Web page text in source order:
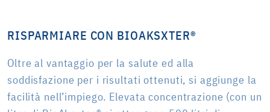
RISPARMIARE CON BIOAKSXTER®
Oltre al vantaggio per la salute ed alla
soddisfazione per i risultati ottenuti, si aggiunge la
facilità nell’impiego. Elevata concentrazione (con un